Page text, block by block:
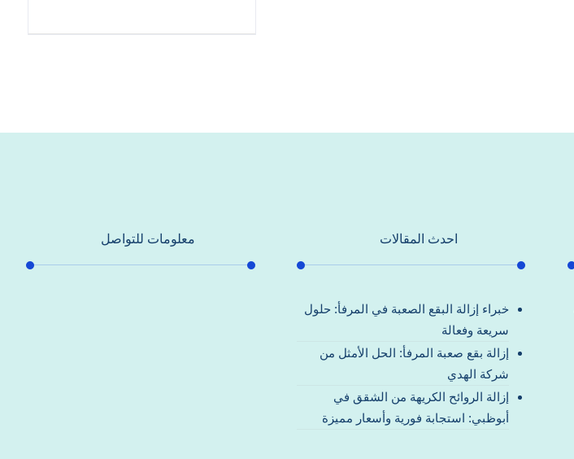
احدث المقالات
خبراء إزالة البقع الصعبة في المرفأ: حلول
سريعة وفعالة
إزالة بقع صعبة المرفأ: الحل الأمثل من
شركة الهدي
إزالة الروائح الكريهة من الشقق في
أبوظبي: استجابة فورية وأسعار مميزة
معلومات للتواصل